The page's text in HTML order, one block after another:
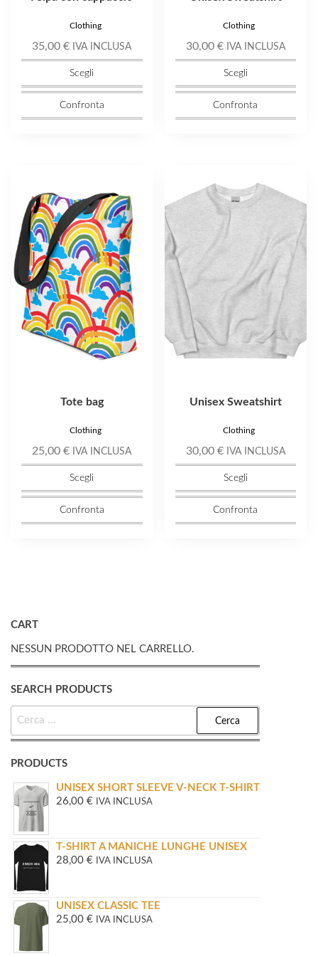
Clothing
35,00€ IVA INCLUSA
Scegli
Confronta
Clothing
30,00 € IVA INCLUSA
Scegli
Confronta
Tote bag
Clothing
25,00€ IVA INCLUSA
Scegli
più
varianti.
Le
opzioni
possono
essere
scelte
Confronta
Unisex Sweatshirt
Clothing
30,00 € IVA INCLUSA
Scegli
prodotto
ha
più
varianti.
Le
opzioni
possono
essere
nella
pagina
Confronta
CART
NESSUN PRODOTTO NEL CARRELLO.
SEARCH PRODUCTS
RICERCA
PRODUCTS
UNISEX SHORT SLEEVE V-NECK T-SHIRT
26,00 € IVA INCLUSA
T-SHIRT A MANICHE LUNGHE UNISEX
28,00 € IVA INCLUSA
UNISEX CLASSIC TEE
25,00 € IVA INCLUSA